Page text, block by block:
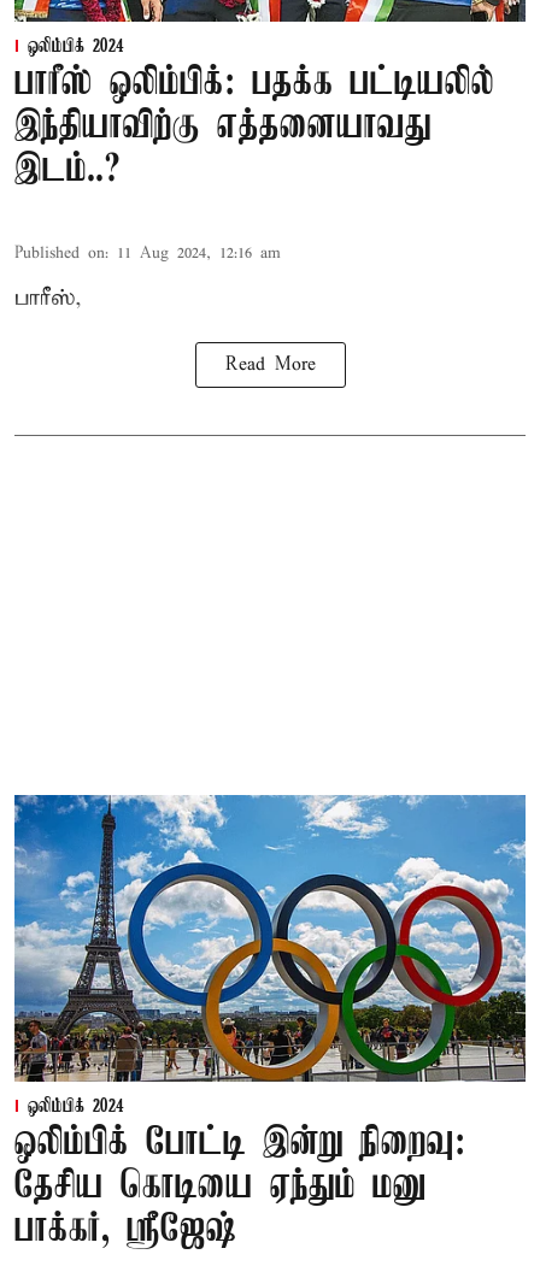
ஒலிம்பிக் 2024
பாரீஸ் ஒலிம்பிக்: பதக்க பட்டியலில்
இந்தியாவிற்கு எத்தனையாவது
இடம்..?
Published on: 11 Aug 2024, 12:16 am
பாரீஸ்,
Read More
ஒலிம்பிக் 2024
ஒலிம்பிக் போட்டி இன்று நிறைவு:
தேசிய கொடியை ஏந்தும் மனு
பாக்கர், ஸ்ரீஜேஷ்